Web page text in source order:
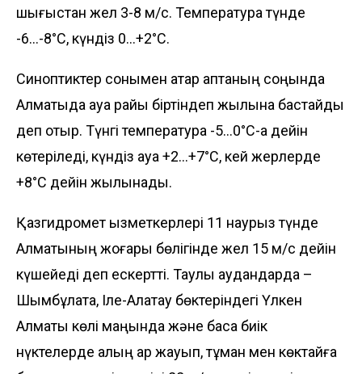
шығыстан жел 3-8 м/с. Температура түнде
-6…-8°С, күндіз 0…+2°С.
Синоптиктер сонымен қатар аптаның соңында
Алматыда ауа райы біртіндеп жылына бастайды
деп отыр. Түнгі температура -5…0°С-қа дейін
көтеріледі, күндіз ауа +2…+7°С, кей жерлерде
+8°С дейін жылынады.
Қазгидромет қызметкерлері 11 наурыз түнде
Алматының жоғары бөлігінде жел 15 м/с дейін
күшейеді деп ескертті. Таулы аудандарда –
Шымбұлақта, Іле-Алатау бөктеріндегі Үлкен
Алматы көлі маңында және басқа биік
нүктелерде қалың қар жауып, тұман мен көктайғақ